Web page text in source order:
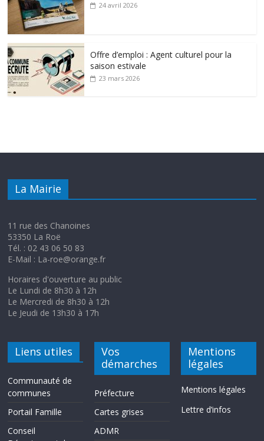
24 avril 2026
Offre d’emploi : Agent culturel pour la
saison estivale
23 mars 2026
La Mairie
11 rue des Chanoines
53350 La Roë
Tél. : 02 43 06 50 83
E-Mail : La-roe@orange.fr
Horaires d'ouverture au public
Le Lundi de 8h30 à 12h
Le Mercredi de 8h30 à 12h
Le Jeudi de 13h30 à 17h
Liens utiles
Communauté de
communes
Portail Famille
Conseil
Vos
démarches
Préfecture
Cartes grises
ADMR
Mentions
légales
Mentions légales
Lettre d’infos